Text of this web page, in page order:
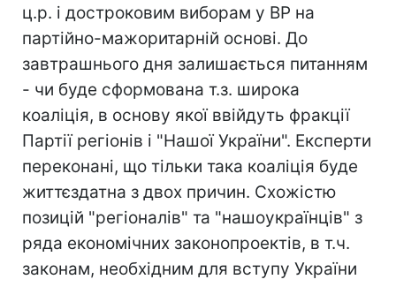
ц.р. і достроковим виборам у ВР на
партійно-мажоритарній основі. До
завтрашнього дня залишається питанням
- чи буде сформована т.з. широка
коаліція, в основу якої ввійдуть фракції
Партії регіонів і "Нашої України". Експерти
переконані, що тільки така коаліція буде
життєздатна з двох причин. Схожістю
позицій "регіоналів" та "нашоукраїнців" з
ряда економічних законопроектів, в т.ч.
законам, необхідним для вступу України